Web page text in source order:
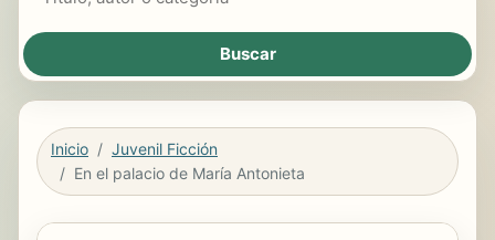
Inicio
Juvenil Ficción
En el palacio de María Antonieta